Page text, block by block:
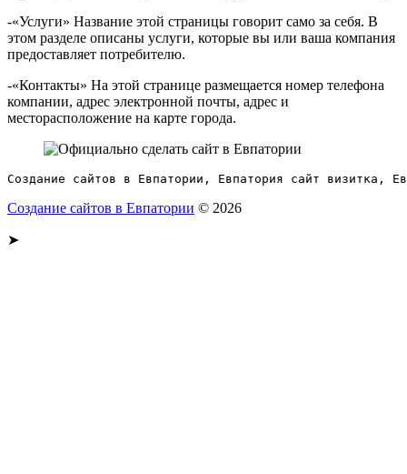
-«Услуги» Название этой страницы говорит само за себя. В
этом разделе описаны услуги, которые вы или ваша компания
предоставляет потребителю.
-«Контакты» На этой странице размещается номер телефона
компании, адрес электронной почты, адрес и
месторасположение на карте города.
Создание сайтов в Евпатории, Евпатория сайт визитка,
Создание сайтов в Евпатории © 2026
➤